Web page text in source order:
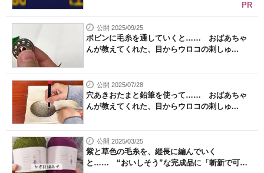
PR
公開 2025/09/25
ボビンに毛糸を通していくと…… おばあちゃ
んが教えてくれた、目からウロコの刺しゅ...
公開 2025/07/28
穴あきおたまと鉛筆を使って…… おばあちゃ
んが教えてくれた、目からウロコの刺しゅ...
公開 2025/03/25
紫と草色の毛糸を、縦長に編んでいく
と…… “おいしそう”な完成品に「斬新で可愛